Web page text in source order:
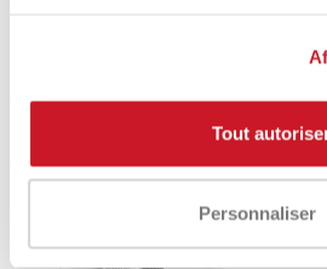
Tout
Personnaliser
-31%